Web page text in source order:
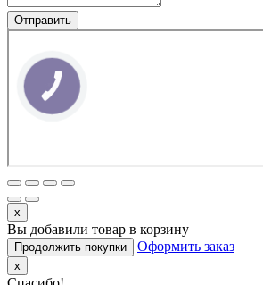
Отправить
x
Вы добавили товар в корзину
Продолжить покупки Оформить заказ
x
КНОПКА
ЗВ'ЯЗКУ